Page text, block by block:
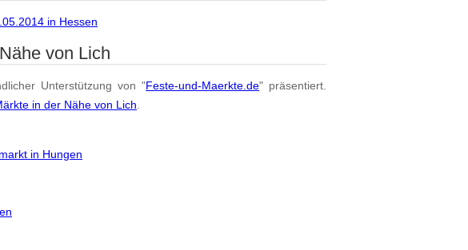
in Hessen
von Lich
Unterstützung von "Feste-und-Maerkte.de" präsentiert.
in der Nähe von Lich
in Hungen